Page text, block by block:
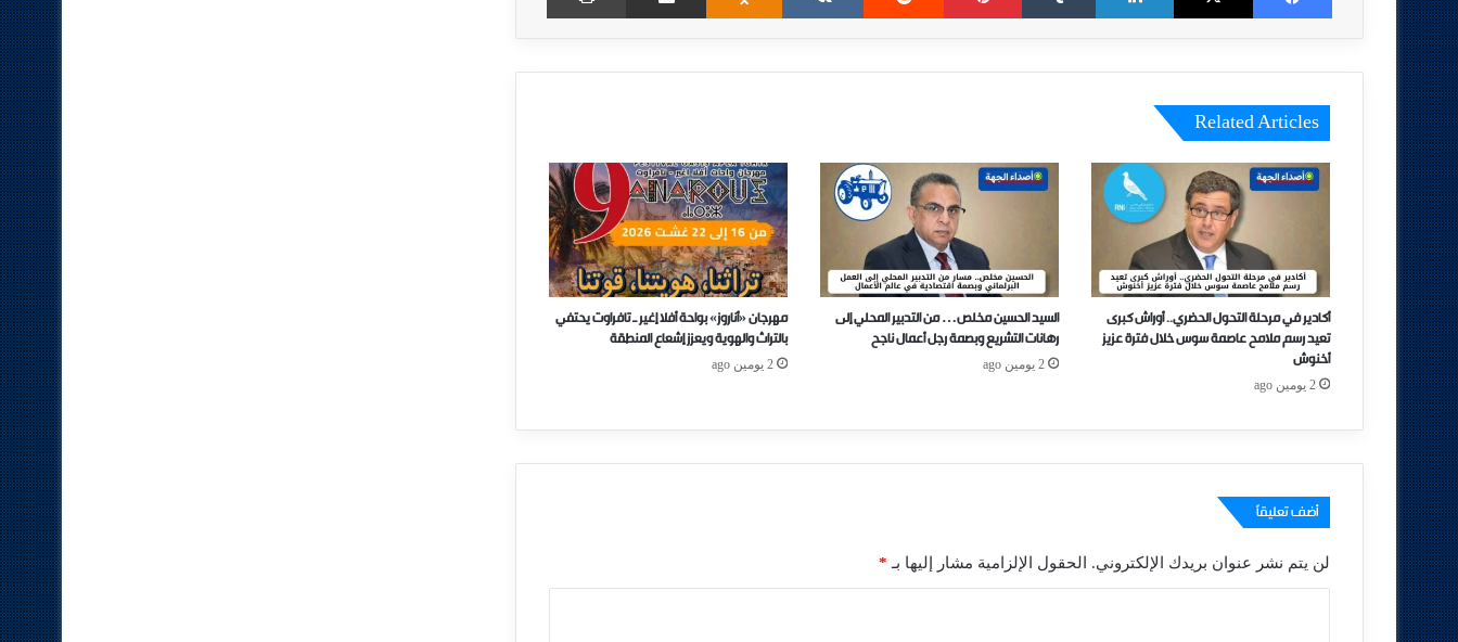
Related Articles
أكادير في مرحلة التحول الحضري.. أوراش كبرى
تعيد رسم ملامح عاصمة سوس خلال فترة عزيز
أخنوش
2 يومين ago
السيد الحسين مخلص… من التدبير المحلي إلى
رهانات التشريع وبصمة رجل أعمال ناجح
2 يومين ago
مهرجان «أناروز» بواحة أفلا إغير ـ تافراوت يحتفي
بالتراث والهوية ويعزز إشعاع المنطقة
2 يومين ago
أضف تعليقاً
لن يتم نشر عنوان بريدك الإلكتروني. الحقول الإلزامية مشار إليها بـ *